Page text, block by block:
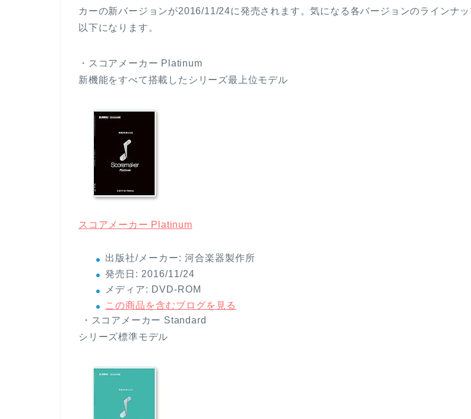
カーの新バージョンが2016/11/24に発売されます。気になる各バージョンのラインナッ
以下になります。
・スコアメーカー Platinum
新機能をすべて搭載したシリーズ最上位モデル
スコアメーカー Platinum
出版社/メーカー: 河合楽器製作所
発売日: 2016/11/24
メディア: DVD-ROM
この商品を含むブログを見る
・スコアメーカー Standard
シリーズ標準モデル